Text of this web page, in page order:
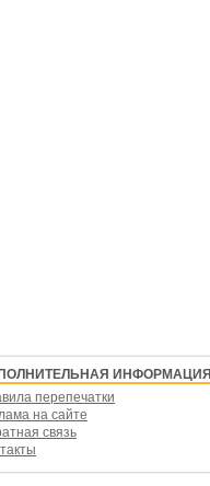
ИНФОРМАЦИЯ
перепечатки
на сайте
связь